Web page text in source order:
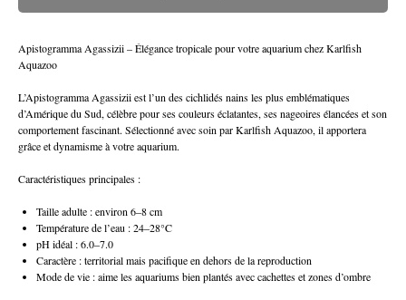
Apistogramma Agassizii – Élégance tropicale pour votre aquarium chez Karlfish
Aquazoo
L’Apistogramma Agassizii est l’un des cichlidés nains les plus emblématiques
d’Amérique du Sud, célèbre pour ses couleurs éclatantes, ses nageoires élancées et son
comportement fascinant. Sélectionné avec soin par Karlfish Aquazoo, il apportera
grâce et dynamisme à votre aquarium.
Caractéristiques principales :
Taille adulte : environ 6–8 cm
Température de l’eau : 24–28°C
pH idéal : 6.0–7.0
Caractère : territorial mais pacifique en dehors de la reproduction
Mode de vie : aime les aquariums bien plantés avec cachettes et zones d’ombre